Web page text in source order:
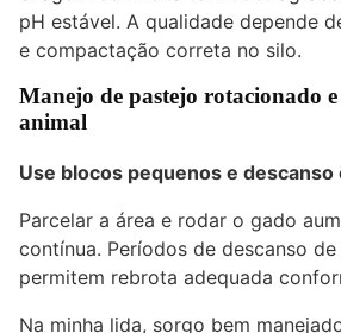
pH estável. A qualidade depende
e compactação correta no silo.
Manejo de pastejo rotacionado
animal
Use blocos pequenos e
Parcelar a área e rodar o gado
contínua. Períodos de descanso de
permitem rebrota adequada
Na minha lida, sorgo bem